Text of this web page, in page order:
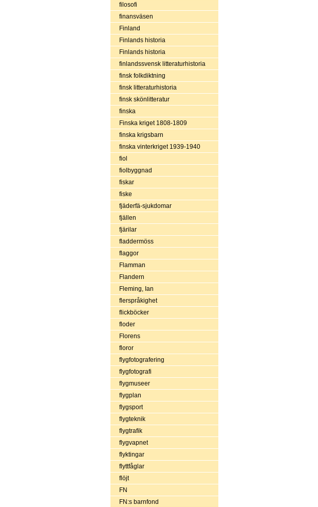
filosofi
finansväsen
Finland
Finlands historia
Finlands historia
finlandssvensk litteraturhistoria
finsk folkdiktning
finsk litteraturhistoria
finsk skönlitteratur
finska
Finska kriget 1808-1809
finska krigsbarn
finska vinterkriget 1939-1940
fiol
fiolbyggnad
fiskar
fiske
fjäderfä-sjukdomar
fjällen
fjärilar
fladdermöss
flaggor
Flamman
Flandern
Fleming, Ian
flerspråkighet
flickböcker
floder
Florens
floror
flygfotografering
flygfotografi
flygmuseer
flygplan
flygsport
flygteknik
flygtrafik
flygvapnet
flyktingar
flyttfåglar
flöjt
FN
FN:s barnfond